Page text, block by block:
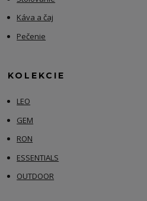
Káva a čaj
Pečenie
KOLEKCIE
LEO
GEM
RON
ESSENTIALS
OUTDOOR